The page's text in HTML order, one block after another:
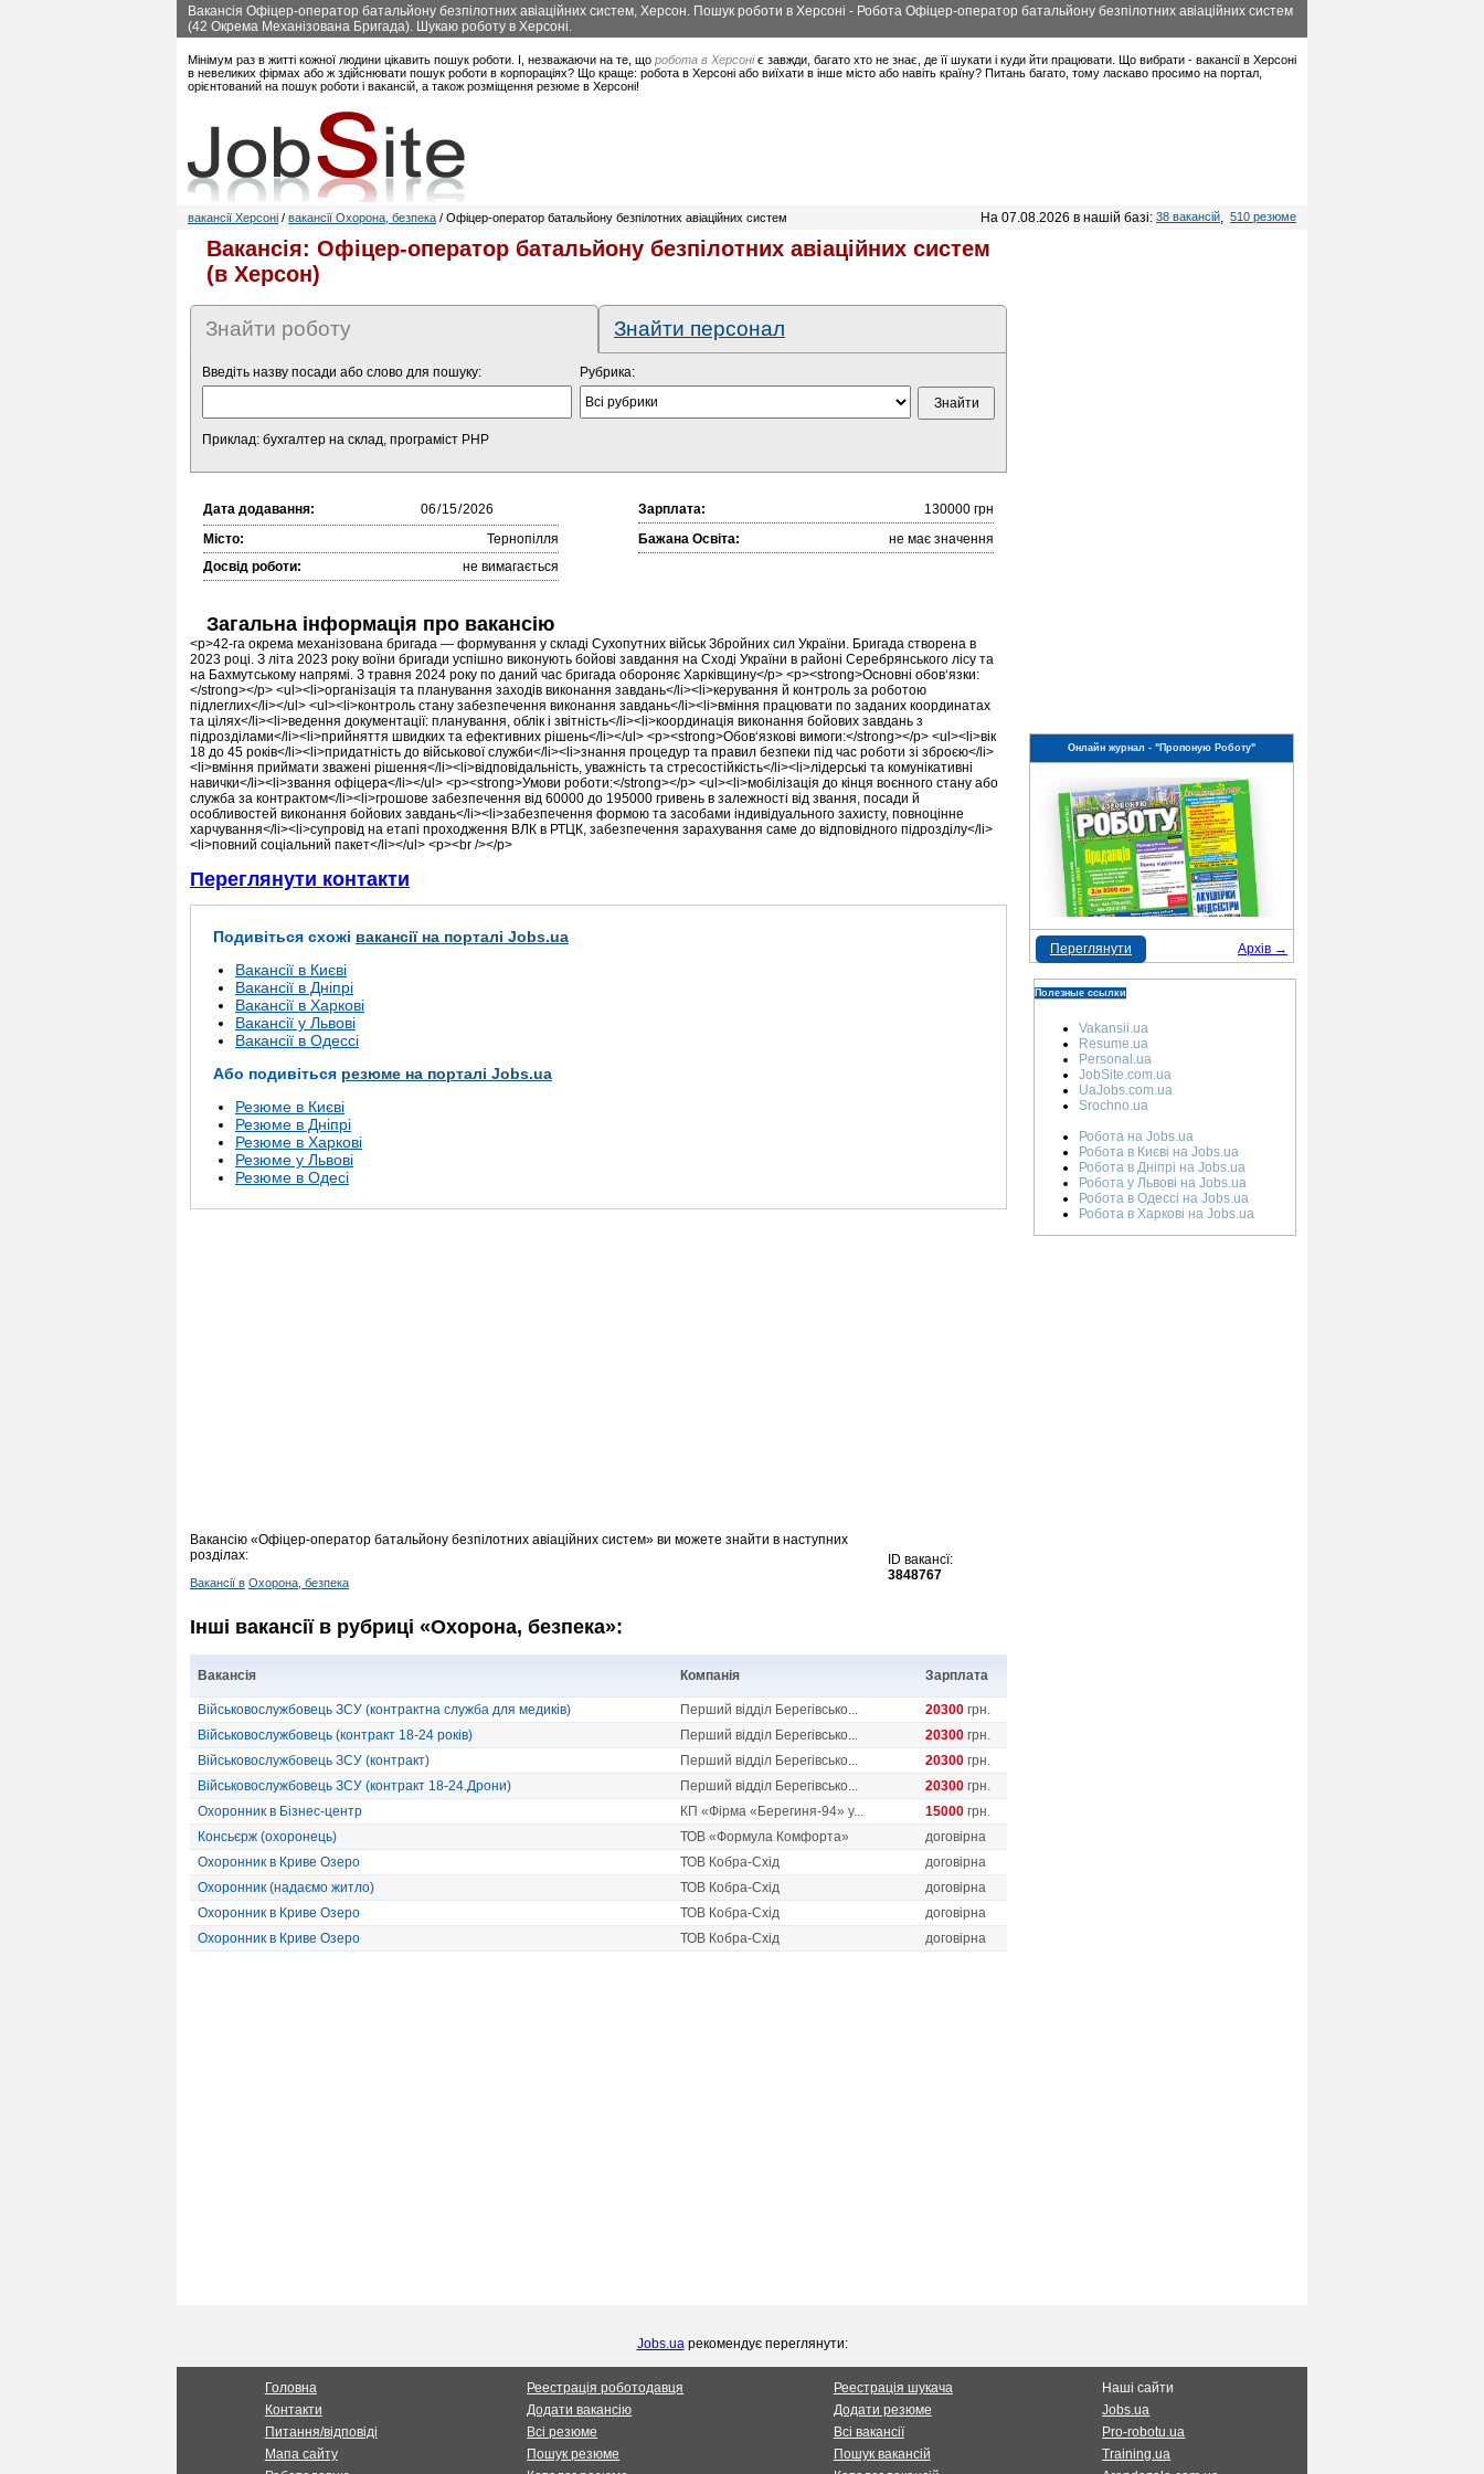
Вакансія Офіцер-оператор батальйону безпілотних авіаційних систем, Херсон. Пошук роботи в Херсоні - Робота Офіцер-оператор батальйону безпілотних авіаційних систем
(42 Окрема Механізована Бригада). Шукаю роботу в Херсоні.
Мінімум раз в житті кожної людини цікавить пошук роботи. І, незважаючи на те, що робота в Херсоніє завжди, багато хто не знає, де її шукати і куди йти працювати. Що вибрати - вакансії в Херсоні
в невеликих фірмах або ж здійснювати пошук роботи в корпораціях? Що краще: робота в Херсоні або виїхати в інше місто або навіть країну? Питань багато, тому ласкаво просимо на портал,
орієнтований на пошук роботи і вакансій, а також розміщення резюме в Херсоні!
вакансії Херсоні / вакансії Охорона, безпека / Офіцер-оператор батальйону безпілотних авіаційних систем На 07.08.2026 в нашій базі: 38 вакансій, 510 резюме
Вакансія: Офіцер-оператор батальйону безпілотних авіаційних систем
(в Херсон)
Знайти роботу Знайти персонал
Введіть назву посади або слово для пошуку:
Приклад: бухгалтер на склад, програміст PHP
Рубрика:
Дата додавання: Зарплата:
130000 грн
Місто:
Тернопілля Бажана Освіта:
не має значення
Досвід роботи:
не вимагається
Загальна інформація про вакансію
<p>42-га окрема механізована бригада — формування у складі Сухопутних військ Збройних сил України. Бригада створена в
2023 році. З літа 2023 року воїни бригади успішно виконують бойові завдання на Сході України в районі Серебрянського лісу та
на Бахмутському напрямі. З травня 2024 року по даний час бригада обороняє Харківщину</p> <p><strong>Основні обов‘язки:
</strong></p> <ul><li>організація та планування заходів виконання завдань</li><li>керування й контроль за роботою
підлеглих</li></ul> <ul><li>контроль стану забезпечення виконання завдань</li><li>вміння працювати по заданих координатах
та цілях</li><li>ведення документації: планування, облік і звітність</li><li>координація виконання бойових завдань з
підрозділами</li><li>прийняття швидких та ефективних рішень</li></ul> <p><strong>Обов‘язкові вимоги:</strong></p> <ul><li>вік
18 до 45 років</li><li>придатність до військової служби</li><li>знання процедур та правил безпеки під час роботи зі зброєю</li>
<li>вміння приймати зважені рішення</li><li>відповідальність, уважність та стресостійкість</li><li>лідерські та комунікативні
навички</li><li>звання офіцера</li></ul> <p><strong>Умови роботи:</strong></p> <ul><li>мобілізація до кінця воєнного стану або
служба за контрактом</li><li>грошове забезпечення від 60000 до 195000 гривень в залежності від звання, посади й
особливостей виконання бойових завдань</li><li>забезпечення формою та засобами індивідуального захисту, повноцінне
харчування</li><li>супровід на етапі проходження ВЛК в РТЦК, забезпечення зарахування саме до відповідного підрозділу</li>
<li>повний соціальний пакет</li></ul> <p><br /></p>
Переглянути контакти
Подивіться схожі вакансії на порталі Jobs.ua
Вакансії в Києві
Вакансії в Дніпрі
Вакансії в Харкові
Вакансії у Львові
Вакансії в Одессі
Або подивіться резюме на порталі Jobs.ua
Резюме в Києві
Резюме в Дніпрі
Резюме в Харкові
Резюме у Львові
Резюме в Одесі
Вакансію «Офіцер-оператор батальйону безпілотних авіаційних систем» ви можете знайти в наступних
розділах:
Вакансії в Охорона, безпека
ID вакансї:
3848767
Інші вакансії в рубриці «Охорона, безпека»:
Вакансія Компанія Зарплата
Військовослужбовець ЗСУ (контрактна служба для медиків) Перший відділ Берегівсько... 20300 грн.
Військовослужбовець (контракт 18-24 років)
Перший відділ Берегівсько... 20300 грн.
Військовослужбовець ЗСУ (контракт)
Перший відділ Берегівсько... 20300 грн.
Військовослужбовець ЗСУ (контракт 18-24.Дрони)
Перший відділ Берегівсько... 20300 грн.
Охоронник в Бізнес-центр
КП «Фірма «Берегиня-94» у... 15000 грн.
Консьєрж (охоронець)
ТОВ «Формула Комфорта»
договірна
Охоронник в Криве Озеро
ТОВ Кобра-Схід
договірна
Охоронник (надаємо житло)
ТОВ Кобра-Схід
договірна
Охоронник в Криве Озеро
ТОВ Кобра-Схід
договірна
Охоронник в Криве Озеро
ТОВ Кобра-Схід договірна
Онлайн журнал - "Пропоную Роботу"
Архів →
Переглянути
Полезные ссылки
Vakansii.ua
Resume.ua
Personal.ua
JobSite.com.ua
UaJobs.com.ua
Srochno.ua
Робота на Jobs.ua
Робота в Києві на Jobs.ua
Робота в Дніпрі на Jobs.ua
Робота у Львові на Jobs.ua
Робота в Одессі на Jobs.ua
Робота в Харкові на Jobs.ua
Jobs.uaрекомендує переглянути:
Головна
Контакти
Питання/відповіді
Мапа сайту
Реестрація роботодавця
Додати вакансію
Всі резюме
Пошук резюме
Реестрація шукача
Додати резюме
Всі вакансії
Пошук вакансій
Наші сайти
Jobs.ua
Pro-robotu.ua
Training.ua